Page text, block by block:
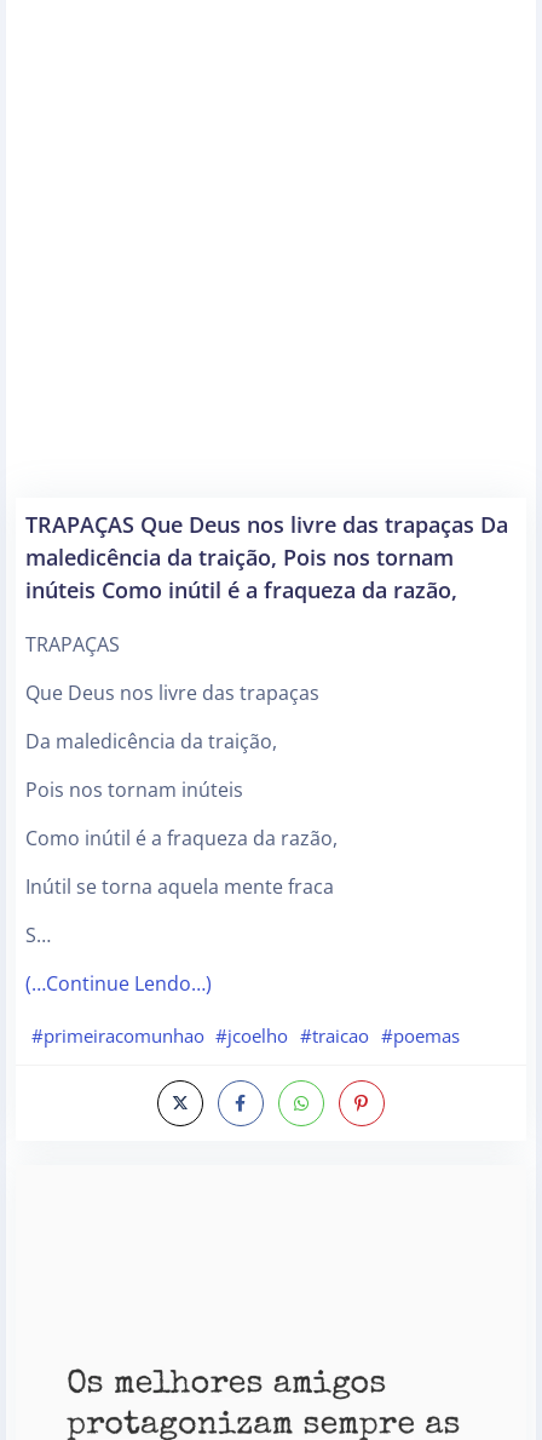
TRAPAÇAS Que Deus nos livre das trapaças Da
maledicência da traição, Pois nos tornam
inúteis Como inútil é a fraqueza da razão,
TRAPAÇAS
Que Deus nos livre das trapaças
Da maledicência da traição,
Pois nos tornam inúteis
Como inútil é a fraqueza da razão,
Inútil se torna aquela mente fraca
S…
(…Continue Lendo…)
#primeiracomunhao #jcoelho #traicao #poemas